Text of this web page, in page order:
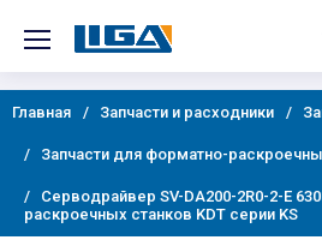
Главная Запчасти и расходники
Запчасти для форматно-
Серводрайвер SV-DA200-2R0-2-E
раскроечных станков KDT серии KS